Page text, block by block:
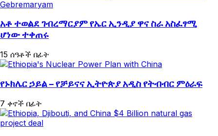
አቶ ተወልደ ገብረማርያም የኤር ኢንዲያ ዋና ስራ አስፈፃሚ
ሆነው ተቀጠሩ
15 ሰዓቶች በፊት
የኑክሌር ኃይል – የቻይናና ኢትዮጵያ አዲስ የትብብር ምዕራፍ
7 ቀኖች በፊት